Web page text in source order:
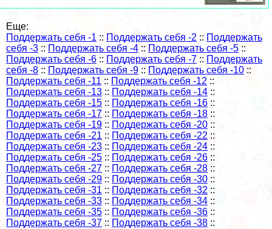
Еще:
Поддержать себя -1 :: Поддержать себя -2 :: Поддержать
себя -3 :: Поддержать себя -4 :: Поддержать себя -5 ::
Поддержать себя -6 :: Поддержать себя -7 :: Поддержать
себя -8 :: Поддержать себя -9 :: Поддержать себя -10 ::
Поддержать себя -11 :: Поддержать себя -12 ::
Поддержать себя -13 :: Поддержать себя -14 ::
Поддержать себя -15 :: Поддержать себя -16 ::
Поддержать себя -17 :: Поддержать себя -18 ::
Поддержать себя -19 :: Поддержать себя -20 ::
Поддержать себя -21 :: Поддержать себя -22 ::
Поддержать себя -23 :: Поддержать себя -24 ::
Поддержать себя -25 :: Поддержать себя -26 ::
Поддержать себя -27 :: Поддержать себя -28 ::
Поддержать себя -29 :: Поддержать себя -30 ::
Поддержать себя -31 :: Поддержать себя -32 ::
Поддержать себя -33 :: Поддержать себя -34 ::
Поддержать себя -35 :: Поддержать себя -36 ::
Поддержать себя -37 :: Поддержать себя -38 ::